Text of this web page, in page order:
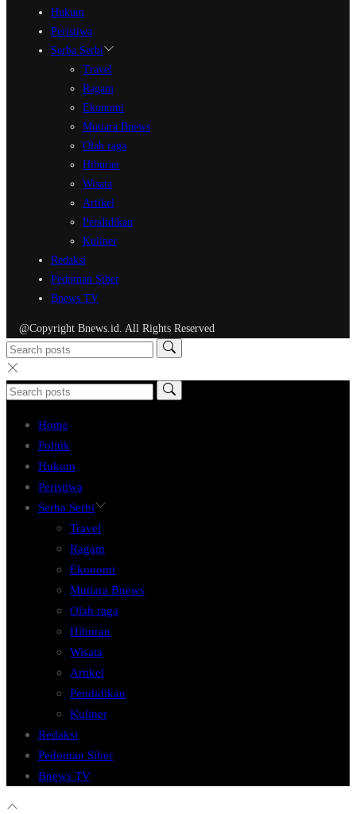
Hukum
Peristiwa
Serba Serbi
Travel
Ragam
Ekonomi
Mutiara Bnews
Olah raga
Hiburan
Wisata
Artikel
Pendidikan
Kuliner
Redaksi
Pedoman Siber
Bnews TV
@Copyright Bnews.id. All Rights Reserved
Home
Politik
Hukum
Peristiwa
Serba Serbi
Travel
Ragam
Ekonomi
Mutiara Bnews
Olah raga
Hiburan
Wisata
Artikel
Pendidikan
Kuliner
Redaksi
Pedoman Siber
Bnews TV